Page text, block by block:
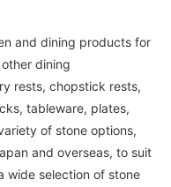
and dining products for
dining
rests, chopstick rests,
tableware, plates,
of stone options,
and overseas, to suit
wide selection of stone